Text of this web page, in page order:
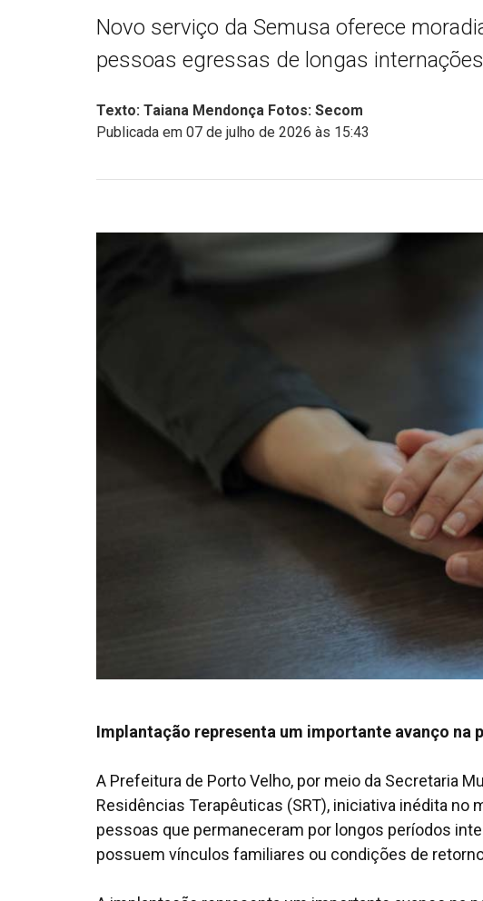
Novo serviço da Semusa oferece
pessoas egressas de longas
Texto: Taiana Mendonça Fotos: Secom
Publicada em 07 de julho de 2026 às 15:43
Implantação representa um importante avanço na
A Prefeitura de Porto Velho, por meio da Secretaria
Residências Terapêuticas (SRT), iniciativa inédita
pessoas que permaneceram por longos períodos
possuem vínculos familiares ou condições de